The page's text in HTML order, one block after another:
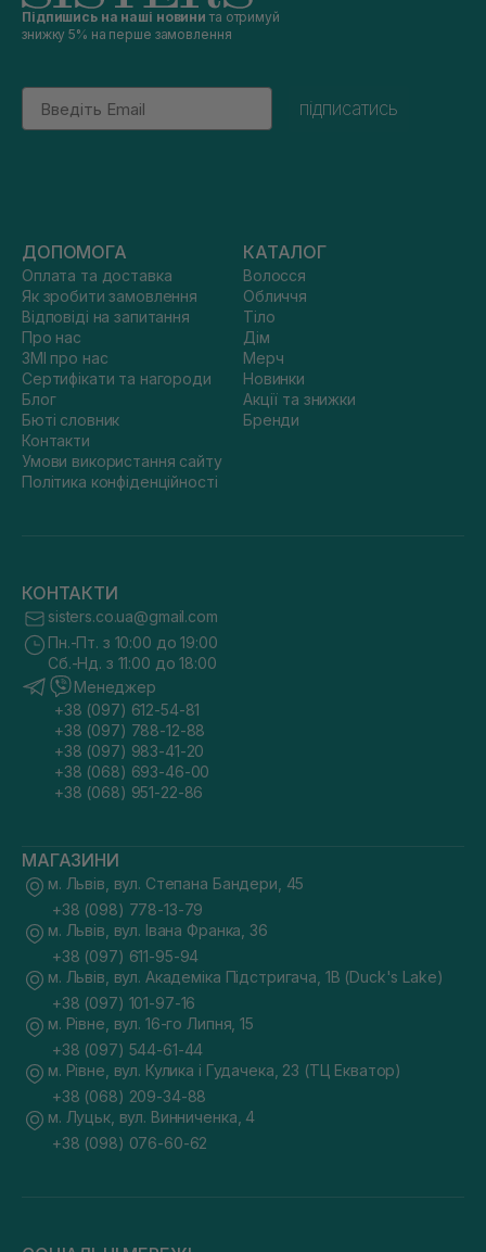
Підпишись на наші новини та отримуй
знижку 5% на перше замовлення
Email
підписатись
ДОПОМОГА
Оплата та доставка
Як зробити замовлення
Відповіді на запитання
Про нас
ЗМІ про нас
Сертифікати та нагороди
Блог
Бюті словник
Контакти
Умови використання сайту
Політика конфіденційності
КАТАЛОГ
Волосся
Обличчя
Тіло
Дім
Мерч
Новинки
Акції та знижки
Бренди
КОНТАКТИ
sisters.co.ua@gmail.com
Пн.-Пт. з 10:00 до 19:00
Сб.-Нд. з 11:00 до 18:00
Менеджер
+38 (097) 612-54-81
+38 (097) 788-12-88
+38 (097) 983-41-20
+38 (068) 693-46-00
+38 (068) 951-22-86
МАГАЗИНИ
м. Львів, вул. Степана Бандери, 45
+38 (098) 778-13-79
м. Львів, вул. Івана Франка, 36
+38 (097) 611-95-94
м. Львів, вул. Академіка Підстригача, 1В (Duck's Lake)
+38 (097) 101-97-16
м. Рівне, вул. 16-го Липня, 15
+38 (097) 544-61-44
м. Рівне, вул. Кулика і Гудачека, 23 (ТЦ Екватор)
+38 (068) 209-34-88
м. Луцьк, вул. Винниченка, 4
+38 (098) 076-60-62